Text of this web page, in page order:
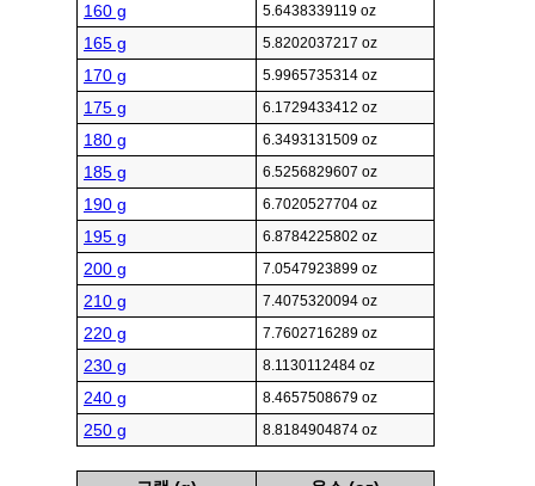
160 g 5.6438339119 oz
165 g 5.8202037217 oz
170 g 5.9965735314 oz
175 g 6.1729433412 oz
180 g 6.3493131509 oz
185 g 6.5256829607 oz
190 g 6.7020527704 oz
195 g 6.8784225802 oz
200 g 7.0547923899 oz
210 g 7.4075320094 oz
220 g 7.7602716289 oz
230 g 8.1130112484 oz
240 g 8.4657508679 oz
250 g 8.8184904874 oz